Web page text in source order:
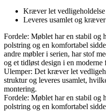
Kræver let
Leveres usamlet og
Fordele: Møblet har en stabil og
polstring og en komfortabel
andre møbler i serien, har stof
og et tidløst design i en moderne
Ulemper: Det kræver let
struktur og leveres usamlet,
montering.
Fordele: Møblet har en stabil og
polstring og en komfortabel